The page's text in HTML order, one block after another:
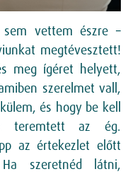
vettem észre –
megtévesztett!
meg ígéret helyett,
szerelmet vall,
és hogy be kell
teremtett az ég.
az értekezlet előtt
szeretnéd látni,